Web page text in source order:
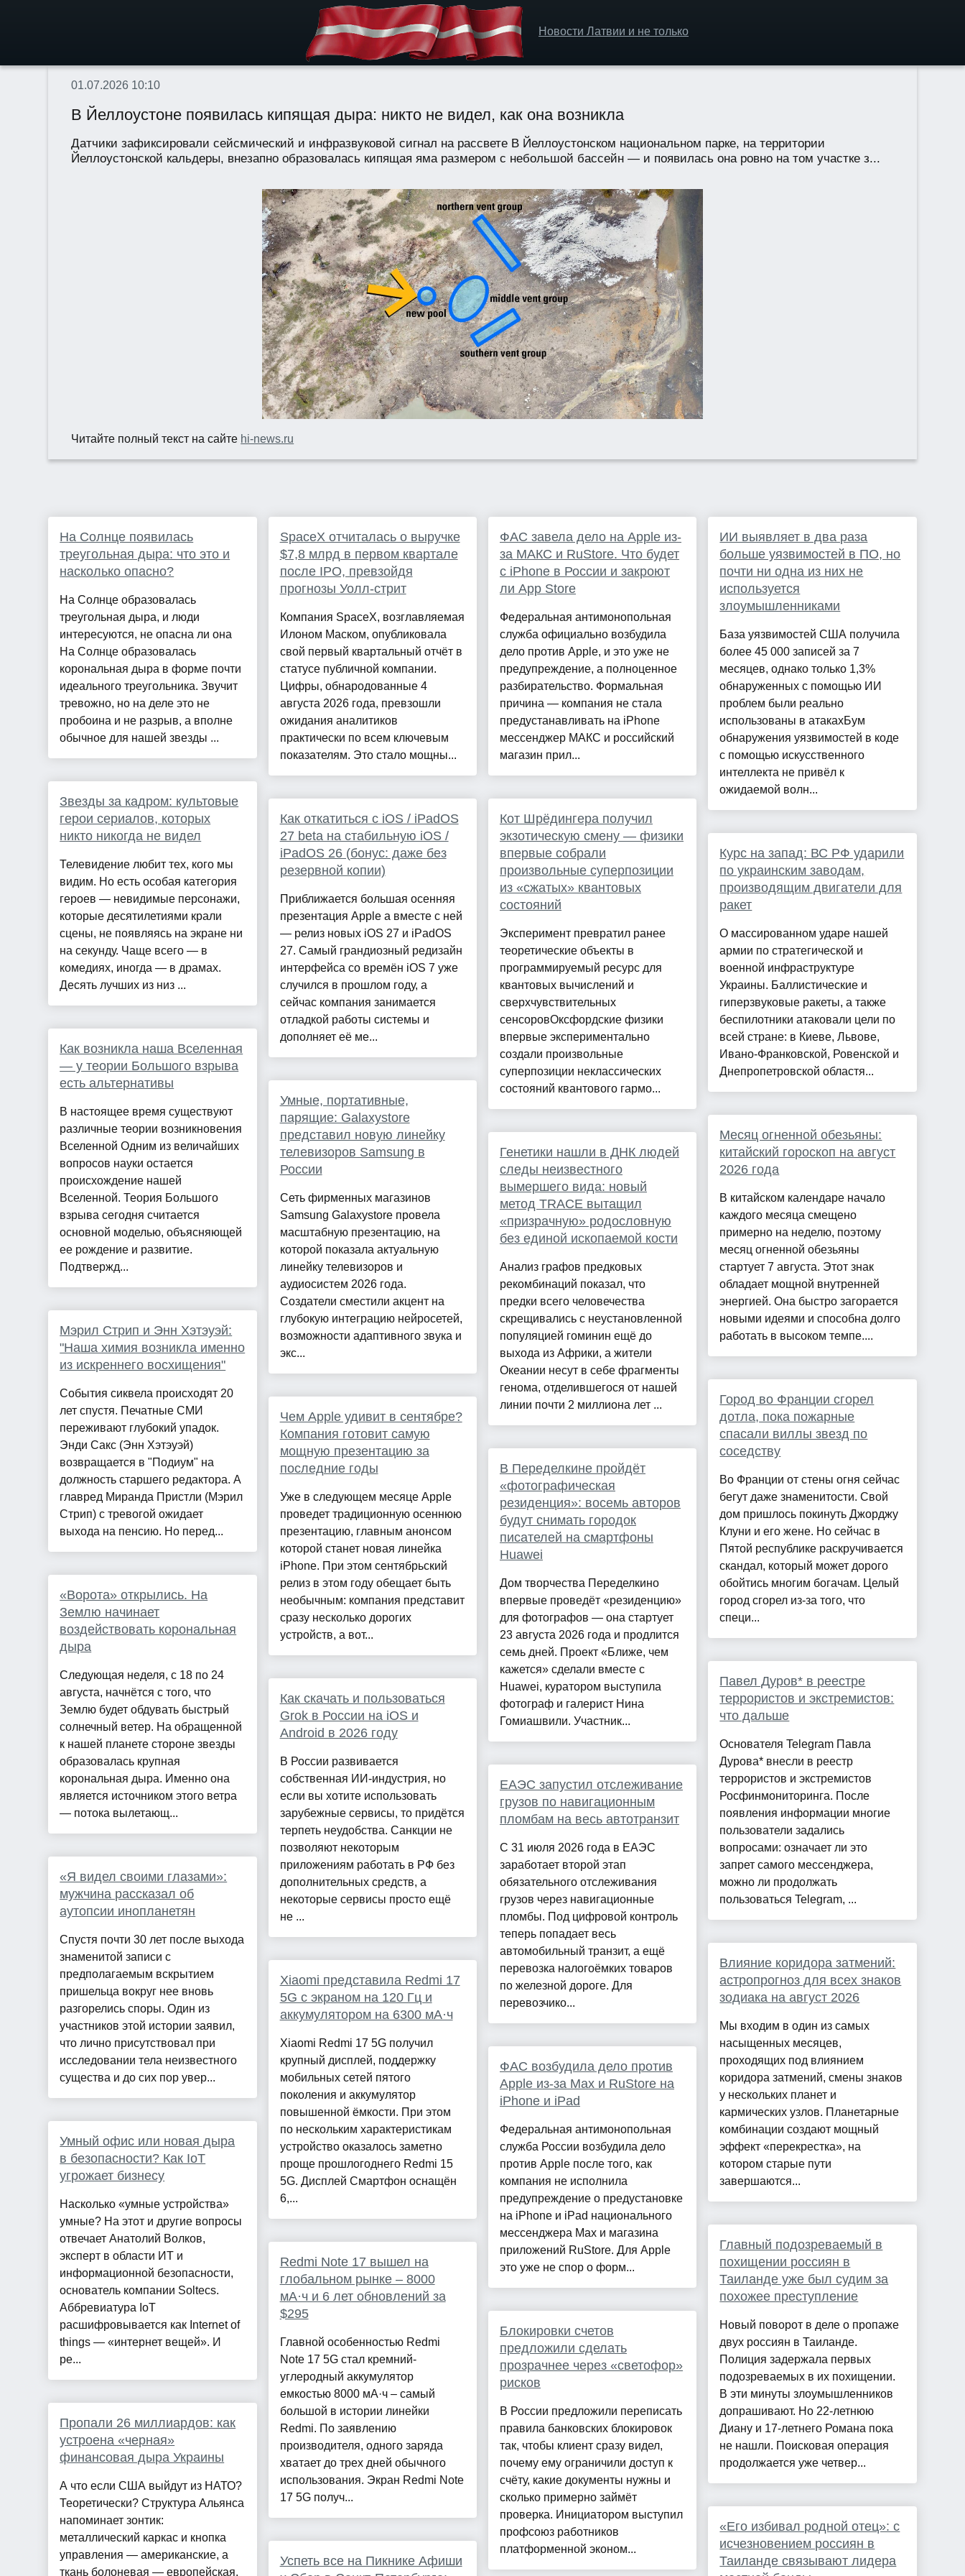
Новости Латвии и не только
01.07.2026 10:10
В Йеллоустоне появилась кипящая дыра: никто не видел, как она возникла
Датчики зафиксировали сейсмический и инфразвуковой сигнал на рассвете В Йеллоустонском национальном парке, на территории
Йеллоустонской кальдеры, внезапно образовалась кипящая яма размером с небольшой бассейн — и появилась она ровно на том участке з...
Читайте полный текст на сайте hi-news.ru
На Солнце появилась
треугольная дыра: что это и
насколько опасно?
На Солнце образовалась
треугольная дыра, и люди
интересуются, не опасна ли она
На Солнце образовалась
корональная дыра в форме почти
идеального треугольника. Звучит
тревожно, но на деле это не
пробоина и не разрыв, а вполне
обычное для нашей звезды ...
Звезды за кадром: культовые
герои сериалов, которых
никто никогда не видел
Телевидение любит тех, кого мы
видим. Но есть особая категория
героев — невидимые персонажи,
которые десятилетиями крали
сцены, не появляясь на экране ни
на секунду. Чаще всего — в
комедиях, иногда — в драмах.
Десять лучших из низ ...
Как возникла наша Вселенная
— у теории Большого взрыва
есть альтернативы
В настоящее время существуют
различные теории возникновения
Вселенной Одним из величайших
вопросов науки остается
происхождение нашей
Вселенной. Теория Большого
взрыва сегодня считается
основной моделью, объясняющей
ее рождение и развитие.
Подтвержд...
Мэрил Стрип и Энн Хэтэуэй:
"Наша химия возникла именно
из искреннего восхищения"
Cобытия сиквела происходят 20
лет спустя. Печатные СМИ
переживают глубокий упадок.
Энди Сакс (Энн Хэтэуэй)
возвращается в "Подиум" на
должность старшего редактора. А
главред Миранда Пристли (Мэрил
Стрип) с тревогой ожидает
выхода на пенсию. Но перед...
«Ворота» открылись. На
Землю начинает
воздействовать корональная
дыра
Следующая неделя, с 18 по 24
августа, начнётся с того, что
Землю будет обдувать быстрый
солнечный ветер. На обращенной
к нашей планете стороне звезды
образовалась крупная
корональная дыра. Именно она
является источником этого ветра
— потока вылетающ...
«Я видел своими глазами»:
мужчина рассказал об
аутопсии инопланетян
Спустя почти 30 лет после выхода
знаменитой записи с
предполагаемым вскрытием
пришельца вокруг нее вновь
разгорелись споры. Один из
участников этой истории заявил,
что лично присутствовал при
исследовании тела неизвестного
существа и до сих пор увер...
Умный офис или новая дыра
в безопасности? Как IoT
угрожает бизнесу
Насколько «умные устройства»
умные? На этот и другие вопросы
отвечает Анатолий Волков,
эксперт в области ИТ и
информационной безопасности,
основатель компании Soltecs.
Аббревиатура IoT
расшифровывается как Internet of
things — «интернет вещей». И
ре...
Пропали 26 миллиардов: как
устроена «черная»
финансовая дыра Украины
А что если США выйдут из НАТО?
Теоретически? Структура Альянса
напоминает зонтик:
металлический каркас и кнопка
управления — американские, а
ткань болоневая — европейская.
SpaceX отчиталась о выручке
$7,8 млрд в первом квартале
после IPO, превзойдя
прогнозы Уолл-стрит
Компания SpaceX, возглавляемая
Илоном Маском, опубликовала
свой первый квартальный отчёт в
статусе публичной компании.
Цифры, обнародованные 4
августа 2026 года, превзошли
ожидания аналитиков
практически по всем ключевым
показателям. Это стало мощны...
Как откатиться с iOS / iPadOS
27 beta на стабильную iOS /
iPadOS 26 (бонус: даже без
резервной копии)
Приближается большая осенняя
презентация Apple а вместе с ней
— релиз новых iOS 27 и iPadOS
27. Самый грандиозный редизайн
интерфейса со времён iOS 7 уже
случился в прошлом году, а
сейчас компания занимается
отладкой работы системы и
дополняет её ме...
Умные, портативные,
парящие: Galaxystore
представил новую линейку
телевизоров Samsung в
России
Сеть фирменных магазинов
Samsung Galaxystore провела
масштабную презентацию, на
которой показала актуальную
линейку телевизоров и
аудиосистем 2026 года.
Создатели сместили акцент на
глубокую интеграцию нейросетей,
возможности адаптивного звука и
экс...
Чем Apple удивит в сентябре?
Компания готовит самую
мощную презентацию за
последние годы
Уже в следующем месяце Apple
проведет традиционную осеннюю
презентацию, главным анонсом
которой станет новая линейка
iPhone. При этом сентябрьский
релиз в этом году обещает быть
необычным: компания представит
сразу несколько дорогих
устройств, а вот...
Как скачать и пользоваться
Grok в России на iOS и
Android в 2026 году
В России развивается
собственная ИИ-индустрия, но
если вы хотите использовать
зарубежные сервисы, то придётся
терпеть неудобства. Санкции не
позволяют некоторым
приложениям работать в РФ без
дополнительных средств, а
некоторые сервисы просто ещё
не ...
Xiaomi представила Redmi 17
5G с экраном на 120 Гц и
аккумулятором на 6300 мА·ч
Xiaomi Redmi 17 5G получил
крупный дисплей, поддержку
мобильных сетей пятого
поколения и аккумулятор
повышенной ёмкости. При этом
по нескольким характеристикам
устройство оказалось заметно
проще прошлогоднего Redmi 15
5G. Дисплей Смартфон оснащён
6,...
Redmi Note 17 вышел на
глобальном рынке – 8000
мА·ч и 6 лет обновлений за
$295
Главной особенностью Redmi
Note 17 5G стал кремний-
углеродный аккумулятор
емкостью 8000 мА·ч – самый
большой в истории линейки
Redmi. По заявлению
производителя, одного заряда
хватает до трех дней обычного
использования. Экран Redmi Note
17 5G получ...
Успеть все на Пикнике Афиши
ФАС завела дело на Apple из-
за МАКС и RuStore. Что будет
с iPhone в России и закроют
ли App Store
Федеральная антимонопольная
служба официально возбудила
дело против Apple, и это уже не
предупреждение, а полноценное
разбирательство. Формальная
причина — компания не стала
предустанавливать на iPhone
мессенджер МАКС и российский
магазин прил...
Кот Шрёдингера получил
экзотическую смену — физики
впервые собрали
произвольные суперпозиции
из «сжатых» квантовых
состояний
Эксперимент превратил ранее
теоретические объекты в
программируемый ресурс для
квантовых вычислений и
сверхчувствительных
сенсоровОксфордские физики
впервые экспериментально
создали произвольные
суперпозиции неклассических
состояний квантового гармо...
Генетики нашли в ДНК людей
следы неизвестного
вымершего вида: новый
метод TRACE вытащил
«призрачную» родословную
без единой ископаемой кости
Анализ графов предковых
рекомбинаций показал, что
предки всего человечества
скрещивались с неустановленной
популяцией гоминин ещё до
выхода из Африки, а жители
Океании несут в себе фрагменты
генома, отделившегося от нашей
линии почти 2 миллиона лет ...
В Переделкине пройдёт
«фотографическая
резиденция»: восемь авторов
будут снимать городок
писателей на смартфоны
Huawei
Дом творчества Переделкино
впервые проведёт «резиденцию»
для фотографов — она стартует
23 августа 2026 года и продлится
семь дней. Проект «Ближе, чем
кажется» сделали вместе с
Huawei, куратором выступила
фотограф и галерист Нина
Гомиашвили. Участник...
ЕАЭС запустил отслеживание
грузов по навигационным
пломбам на весь автотранзит
С 31 июля 2026 года в ЕАЭС
заработает второй этап
обязательного отслеживания
грузов через навигационные
пломбы. Под цифровой контроль
теперь попадает весь
автомобильный транзит, а ещё
перевозка налогоёмких товаров
по железной дороге. Для
перевозчико...
ФАС возбудила дело против
Apple из-за Max и RuStore на
iPhone и iPad
Федеральная антимонопольная
служба России возбудила дело
против Apple после того, как
компания не исполнила
предупреждение о предустановке
на iPhone и iPad национального
мессенджера Max и магазина
приложений RuStore. Для Apple
это уже не спор о форм...
Блокировки счетов
предложили сделать
прозрачнее через «светофор»
рисков
В России предложили переписать
правила банковских блокировок
так, чтобы клиент сразу видел,
почему ему ограничили доступ к
счёту, какие документы нужны и
сколько примерно займёт
проверка. Инициатором выступил
профсоюз работников
платформенной эконом...
ИИ выявляет в два раза
больше уязвимостей в ПО, но
почти ни одна из них не
используется
злоумышленниками
База уязвимостей США получила
более 45 000 записей за 7
месяцев, однако только 1,3%
обнаруженных с помощью ИИ
проблем были реально
использованы в атакахБум
обнаружения уязвимостей в коде
с помощью искусственного
интеллекта не привёл к
ожидаемой волн...
Курс на запад: ВС РФ ударили
по украинским заводам,
производящим двигатели для
ракет
О массированном ударе нашей
армии по стратегической и
военной инфраструктуре
Украины. Баллистические и
гиперзвуковые ракеты, а также
беспилотники атаковали цели по
всей стране: в Киеве, Львове,
Ивано-Франковской, Ровенской и
Днепропетровской областя...
Месяц огненной обезьяны:
китайский гороскоп на август
2026 года
В китайском календаре начало
каждого месяца смещено
примерно на неделю, поэтому
месяц огненной обезьяны
стартует 7 августа. Этот знак
обладает мощной внутренней
энергией. Она быстро загорается
новыми идеями и способна долго
работать в высоком темпе....
Город во Франции сгорел
дотла, пока пожарные
спасали виллы звезд по
соседству
Во Франции от стены огня сейчас
бегут даже знаменитости. Свой
дом пришлось покинуть Джорджу
Клуни и его жене. Но сейчас в
Пятой республике раскручивается
скандал, который может дорого
обойтись многим богачам. Целый
город сгорел из-за того, что
специ...
Павел Дуров* в реестре
террористов и экстремистов:
что дальше
Основателя Telegram Павла
Дурова* внесли в реестр
террористов и экстремистов
Росфинмониторинга. После
появления информации многие
пользователи задались
вопросами: означает ли это
запрет самого мессенджера,
можно ли продолжать
пользоваться Telegram, ...
Влияние коридора затмений:
астропрогноз для всех знаков
зодиака на август 2026
Мы входим в один из самых
насыщенных месяцев,
проходящих под влиянием
коридора затмений, смены знаков
у нескольких планет и
кармических узлов. Планетарные
комбинации создают мощный
эффект «перекрестка», на
котором старые пути
завершаются...
Главный подозреваемый в
похищении россиян в
Таиланде уже был судим за
похожее преступление
Новый поворот в деле о пропаже
двух россиян в Таиланде.
Полиция задержала первых
подозреваемых в их похищении.
В эти минуты злоумышленников
допрашивают. Но 22-летнюю
Диану и 17-летнего Романа пока
не нашли. Поисковая операция
продолжается уже четвер...
«Его избивал родной отец»: с
исчезновением россиян в
Таиланде связывают лидера